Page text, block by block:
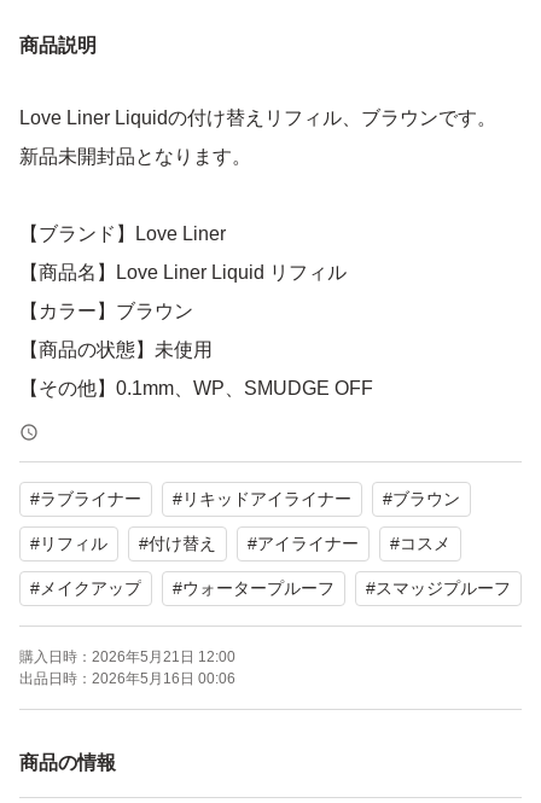
商品説明
Love Liner Liquidの付け替えリフィル、ブラウンです。
新品未開封品となります。
【ブランド】Love Liner
【商品名】Love Liner Liquid リフィル
【カラー】ブラウン
【商品の状態】未使用
【その他】0.1mm、WP、SMUDGE OFF
よろしくお願いいたします。
#ラブライナー #リキッドアイライナー #ブラウン
#リフィル #付け替え #アイライナー #コスメ
#メイクアップ #ウォータープルーフ #スマッジプルーフ
購入日時： 2026年5月21日 12:00
出品日時： 2026年5月16日 00:06
商品の情報